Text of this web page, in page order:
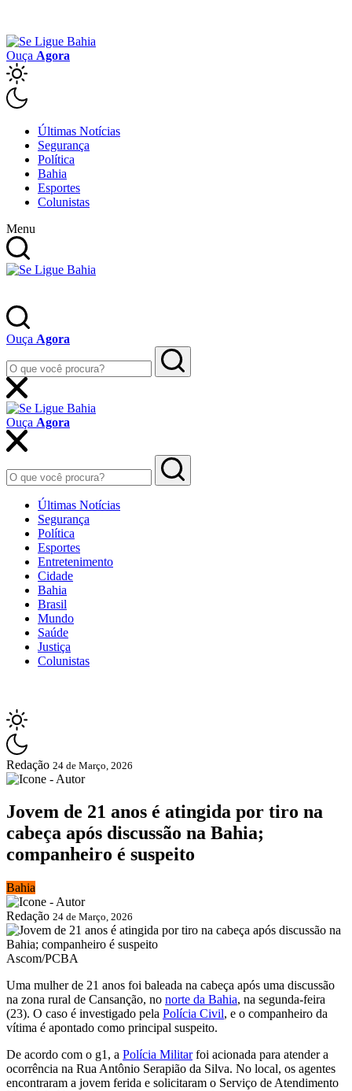
Ouça Agora
Últimas Notícias
Segurança
Política
Bahia
Esportes
Colunistas
Menu
Ouça Agora
Ouça Agora
Últimas Notícias
Segurança
Política
Esportes
Entretenimento
Cidade
Bahia
Brasil
Mundo
Saúde
Justiça
Colunistas
Redação 24 de Março, 2026
Jovem de 21 anos é atingida por tiro na
cabeça após discussão na Bahia;
companheiro é suspeito
Bahia
Redação 24 de Março, 2026
Ascom/PCBA
Uma mulher de 21 anos foi baleada na cabeça após uma discussão
na zona rural de Cansanção, no norte da Bahia, na segunda-feira
(23). O caso é investigado pela Polícia Civil, e o companheiro da
vítima é apontado como principal suspeito.
De acordo com o g1, a Polícia Militarfoi acionada para atender a
ocorrência na Rua Antônio Serapião da Silva. No local, os agentes
encontraram a jovem ferida e solicitaram o Serviço de Atendimento